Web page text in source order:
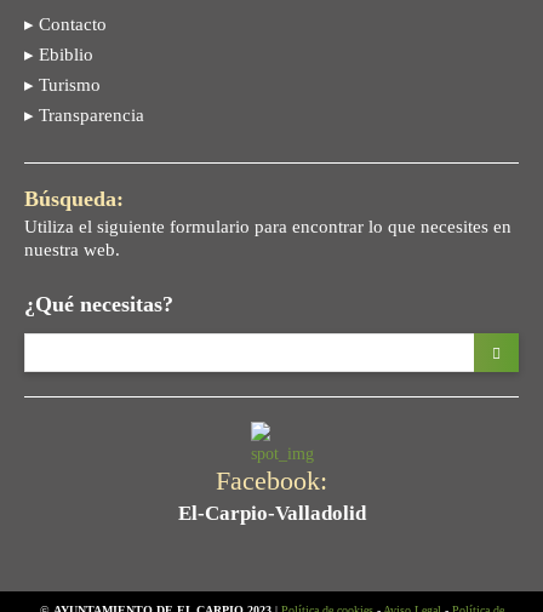
▸ Contacto
▸ Ebiblio
▸ Turismo
▸ Transparencia
Búsqueda:
Utiliza el siguiente formulario para encontrar lo que necesites en
nuestra web.
¿Qué necesitas?
Facebook:
El-Carpio-Valladolid